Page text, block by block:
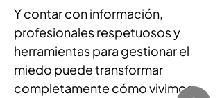
Y contar con información,
profesionales respetuosos y
herramientas para gestionar el
miedo puede transformar
completamente cómo vivimos